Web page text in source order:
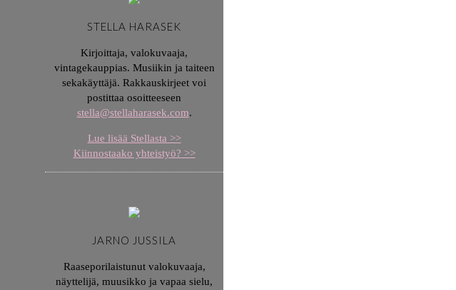
STELLA HARASEK
Kirjoittaja, valokuvaaja,
vintagekauppias. Musiikin ja taiteen
sekakäyttäjä. Rakkauskirjeet voi
postittaa osoitteeseen
stella@stellaharasek.com.
Lue lisää Stellasta >>
Kiinnostaako yhteistyö? >>
JARNO JUSSILA
Raaseporilaistunut valokuvaaja,
näyttelijä, muusikko ja vapaa sielu,